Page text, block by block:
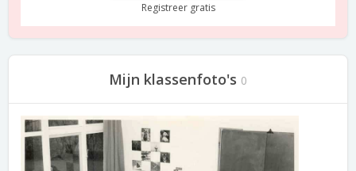
Registreer gratis
Mijn klassenfoto's 0